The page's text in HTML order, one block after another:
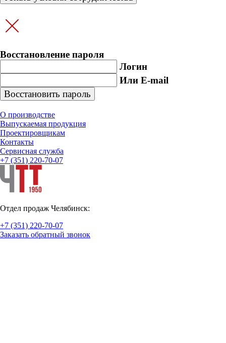
Восстановление пароля
Логин
Или E-mail
О производстве
Выпускаемая продукция
Проектировщикам
Контакты
Cервисная служба
+7 (351) 220-70-07
Отдел продаж Челябинск:
+7 (351) 220-70-07
Заказать обратный звонок